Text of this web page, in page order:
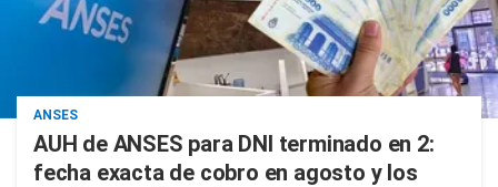
ANSES
AUH de ANSES para DNI terminado en 2:
fecha exacta de cobro en agosto y los